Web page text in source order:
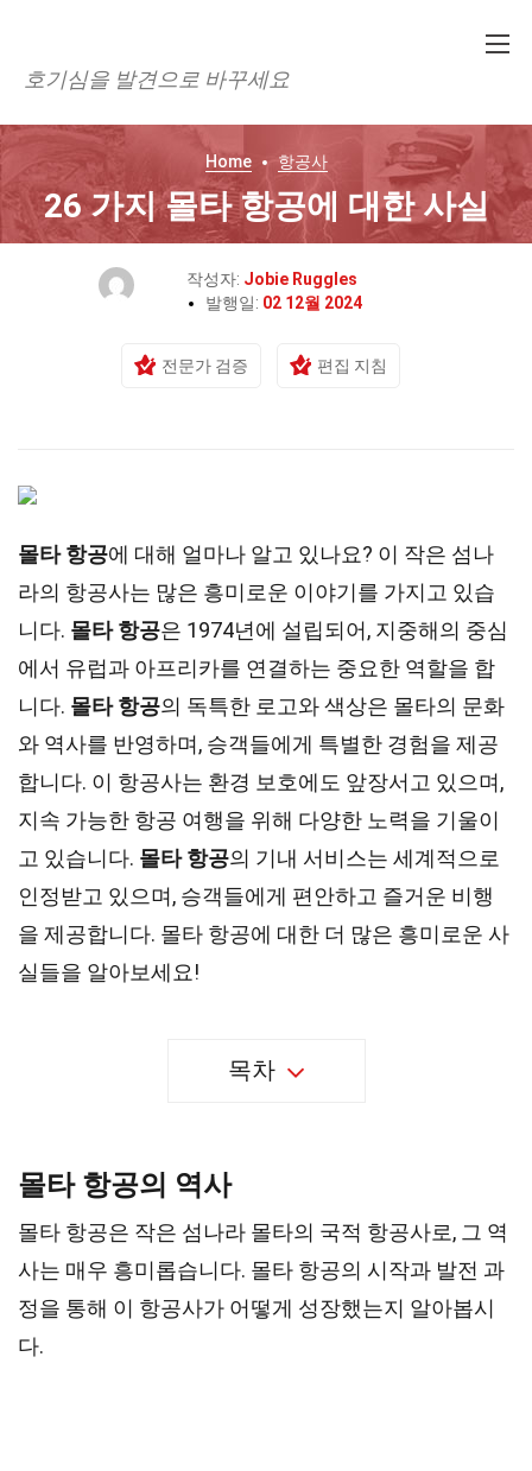
호기심을 발견으로 바꾸세요
Home 항공사
26 가지 몰타 항공에 대한 사실
작성자: Jobie Ruggles
발행일: 02 12월 2024
전문가 검증 편집 지침
몰타 항공에 대해 얼마나 알고 있나요? 이 작은 섬나
라의 항공사는 많은 흥미로운 이야기를 가지고 있습
니다. 몰타 항공은 1974년에 설립되어, 지중해의 중심
에서 유럽과 아프리카를 연결하는 중요한 역할을 합
니다. 몰타 항공의 독특한 로고와 색상은 몰타의 문화
와 역사를 반영하며, 승객들에게 특별한 경험을 제공
합니다. 이 항공사는 환경 보호에도 앞장서고 있으며,
지속 가능한 항공 여행을 위해 다양한 노력을 기울이
고 있습니다. 몰타 항공의 기내 서비스는 세계적으로
인정받고 있으며, 승객들에게 편안하고 즐거운 비행
을 제공합니다. 몰타 항공에 대한 더 많은 흥미로운 사
실들을 알아보세요!
목차
몰타 항공의 역사
몰타 항공은 작은 섬나라 몰타의 국적 항공사로, 그 역
사는 매우 흥미롭습니다. 몰타 항공의 시작과 발전 과
정을 통해 이 항공사가 어떻게 성장했는지 알아봅시
다.